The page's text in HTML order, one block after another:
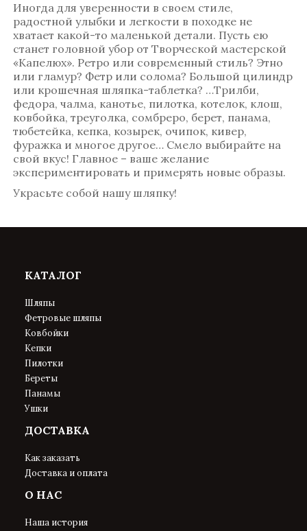
Иногда для уверенности в своем стиле,
радостной улыбки и легкости в походке не
хватает какой-то маленькой детали. Пусть ею
станет головной убор от Творческой мастерской
«Капелюх». Ретро или современный стиль? Этно
или гламур? Фетр или солома? Большой цилиндр
или крошечная шляпка-таблетка? …Трилби,
федора, чалма, канотье, пилотка, котелок, клош,
ковбойка, треуголка, сомбреро, берет, панама,
тюбетейка, кепка, козырек, очипок, кивер,
фуражка и многое другое… Смело выбирайте на
свой вкус! Главное – ваше желание
экспериментировать и примерять новые образы.
Украсьте собой нашу шляпку!
КАТАЛОГ
Шляпы
Фетровые шляпы
Ковбойки
Кепки
Пилотки
Береты
Панамы
Ушки
ДОСТАВКА
Как заказать
Доставка и оплата
О НАС
Наша история